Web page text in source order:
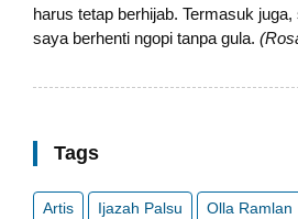
harus tetap berhijab. Termasuk
saya berhenti ngopi tanpa gula.
Tags
Artis Ijazah Palsu Olla Ramlan